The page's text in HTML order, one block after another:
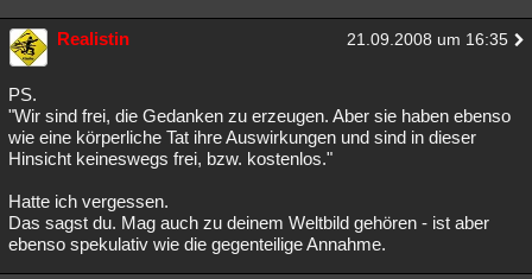
Realistin 21.09.2008 um 16:35
PS.
"Wir sind frei, die Gedanken zu erzeugen. Aber sie haben ebenso
wie eine körperliche Tat ihre Auswirkungen und sind in dieser
Hinsicht keineswegs frei, bzw. kostenlos."
Hatte ich vergessen.
Das sagst du. Mag auch zu deinem Weltbild gehören - ist aber
ebenso spekulativ wie die gegenteilige Annahme.